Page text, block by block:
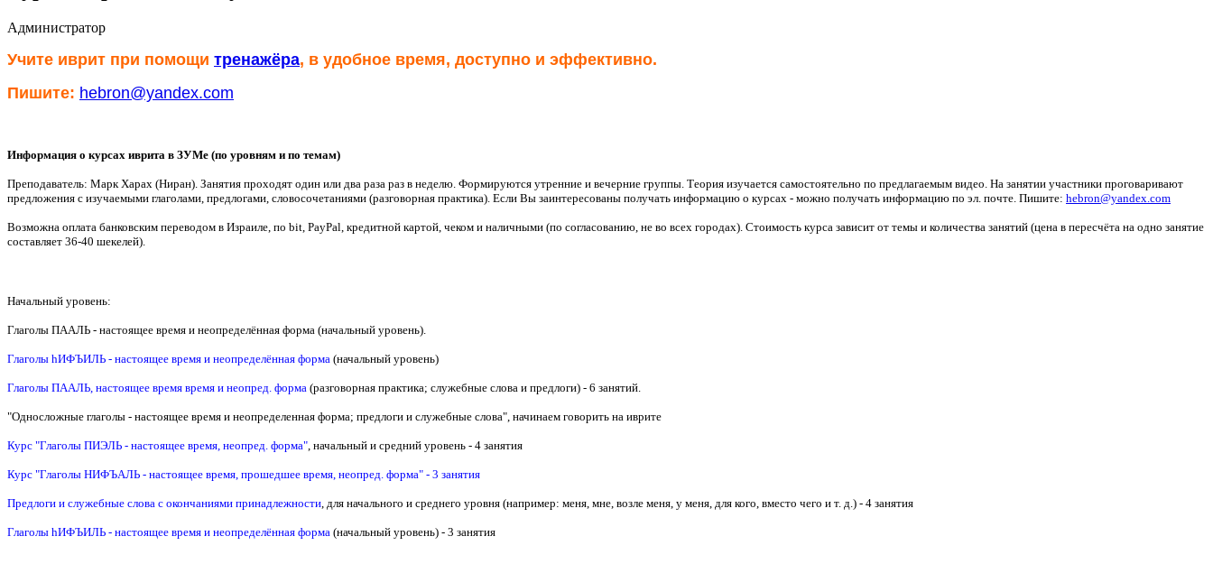
Администратор
Учите иврит при помощи тренажёра, в удобное время, доступно и эффективно.
Пишите: hebron@yandex.com
Информация о курсах иврита в ЗУМе (по уровням и по темам)
Преподаватель: Марк Харах (Ниран). Занятия проходят один или два раза раз в неделю. Формируются утренние и вечерние группы. Теория изучается самостоятельно по предлагаемым видео. На занятии участники проговаривают
предложения с изучаемыми глаголами, предлогами, словосочетаниями (разговорная практика). Если Вы заинтересованы получать информацию о курсах - можно получать информацию по эл. почте. Пишите: hebron@yandex.com
Возможна оплата банковским переводом в Израиле, по bit, PayPal, кредитной картой, чеком и наличными (по согласованию, не во всех городах). Стоимость курса зависит от темы и количества занятий (цена в пересчёта на одно занятие
составляет 36-40 шекелей).
Начальный уровень:
Глаголы ПААЛЬ - настоящее время и неопределённая форма (начальный уровень).
Глаголы hИФЪИЛЬ - настоящее время и неопределённая форма (начальный уровень)
Глаголы ПААЛЬ, настоящее время время и неопред. форма (разговорная практика; служебные слова и предлоги) - 6 занятий.
"Односложные глаголы - настоящее время и неопределенная форма; предлоги и служебные слова", начинаем говорить на иврите
Курс "Глаголы ПИЭЛЬ - настоящее время, неопред. форма" , начальный и средний уровень - 4 занятия
Курс "Глаголы НИФЪАЛЬ - настоящее время, прошедшее время, неопред. форма" - 3 занятия
Предлоги и служебные слова с окончаниями принадлежности , для начального и среднего уровня (например: меня, мне, возле меня, у меня, для кого, вместо чего и т. д.) - 4 занятия
Глаголы hИФЪИЛЬ - настоящее время и неопределённая форма (начальный уровень) - 3 занятия